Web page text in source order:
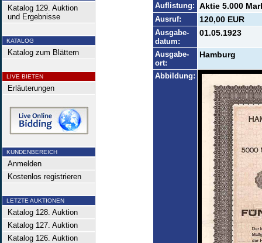
Katalog 129. Auktion
und Ergebnisse
KATALOG
Katalog zum Blättern
LIVE BIETEN
Erläuterungen
KUNDENBEREICH
Anmelden
Kostenlos registrieren
LETZTE AUKTIONEN
Katalog 128. Auktion
Katalog 127. Auktion
Katalog 126. Auktion
Auflistung: Aktie 5.000
Ausruf: 120,00 EUR
Ausgabe-
datum:
01.05.1923
Ausgabe-
ort:
Hamburg
Abbildung: